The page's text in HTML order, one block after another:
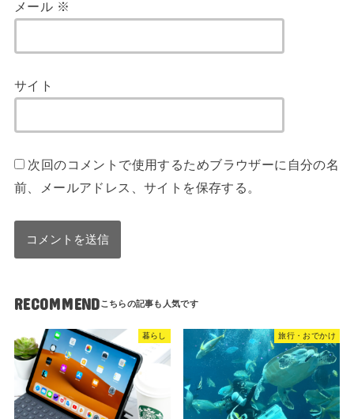
メール ※
サイト
次回のコメントで使用するためブラウザーに自分の名
前、メールアドレス、サイトを保存する。
RECOMMEND
暮らし 旅行・おでかけ